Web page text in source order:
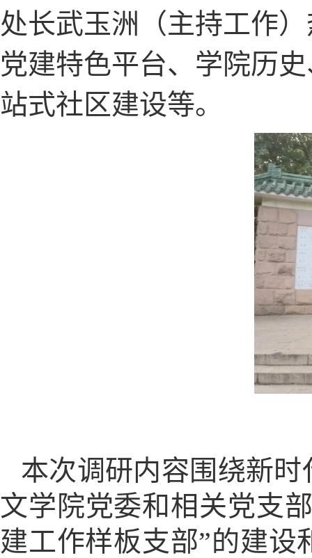
处长武玉洲（主持工作
党建特色平台、学院历
站式社区建设等。
本次调研内容围绕新
文学院党委和相关党支
建工作样板支部”的建